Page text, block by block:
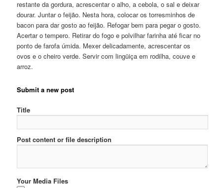
restante da gordura, acrescentar o alho, a cebola, o sal e deixar
dourar. Juntar o feijão. Nesta hora, colocar os torresminhos de
bacon para dar gosto ao feijão. Refogar bem para pegar o gosto.
Acertar o tempero. Retirar do fogo e polvilhar farinha até ficar no
ponto de farofa úmida. Mexer delicadamente, acrescentar os
ovos e o cheiro verde. Servir com lingüiça em rodilha, couve e
arroz.
Submit a new post
Title
Post content or file description
Your Media Files